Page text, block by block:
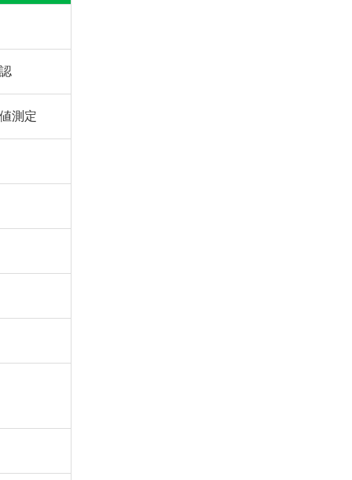
測定